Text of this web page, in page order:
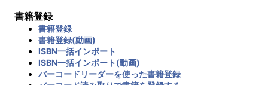
書籍登録
書籍登録
書籍登録(動画)
ISBN一括インポート
ISBN一括インポート(動画)
バーコードリーダーを使った書籍登録